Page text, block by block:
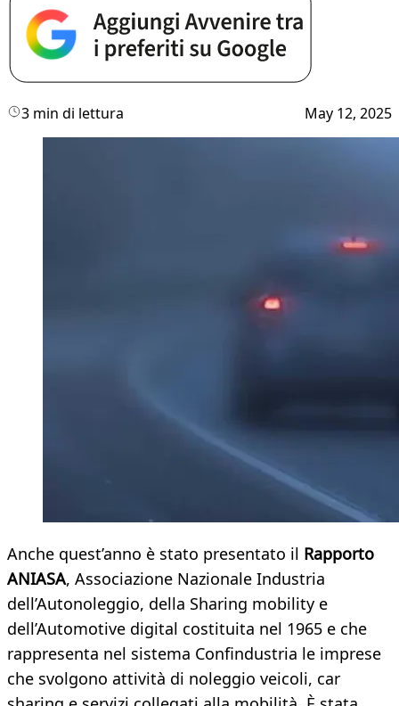
3 min di lettura May 12, 2025
Anche quest’anno è stato presentato il Rapporto
ANIASA, Associazione Nazionale Industria
dell’Autonoleggio, della Sharing mobility e
dell’Automotive digital costituita nel 1965 e che
rappresenta nel sistema Confindustria le imprese
che svolgono attività di noleggio veicoli, car